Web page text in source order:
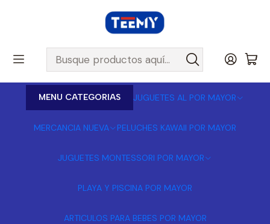
MENU CATEGORIAS JUGUETES AL POR MAYOR
MERCANCIA NUEVA PELUCHES KAWAII POR MAYOR
JUGUETES MONTESSORI POR MAYOR
PLAYA Y PISCINA POR MAYOR
ARTICULOS PARA BEBES POR MAYOR